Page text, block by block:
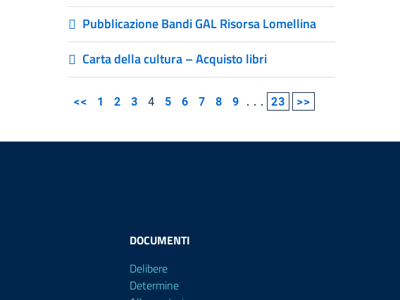
Pubblicazione Bandi GAL Risorsa Lomellina
Carta della cultura – Acquisto libri
<< 1 2 3 4 5 6 7 8 9 ... 23 >>
DOCUMENTI
Delibere
Determine